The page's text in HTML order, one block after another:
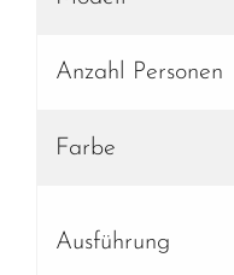
Anzahl Personen
Farbe
Ausführung